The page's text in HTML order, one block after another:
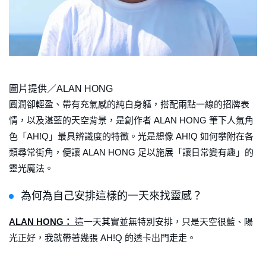
圖片提供／ALAN HONG
圓潤卻輕盈、帶有充氣感的純白身軀，搭配兩點一線的招牌表
情，以及湛藍的天空背景，是創作者 ALAN HONG 筆下人氣角
色「AH!Q」最具辨識度的特徵。光是想像 AH!Q 如何攀附在各
類尋常街角，便讓 ALAN HONG 足以施展「讓日常變有趣」的
靈光魔法。
為何為自己安排這樣的一天來找靈感？
ALAN HONG： 這一天其實並無特別安排，只是天空很藍、陽
光正好，我就帶著幾張 AH!Q 的透卡出門走走。